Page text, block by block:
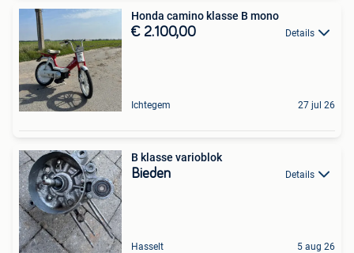
Honda camino klasse B mono
€ 2.100,00 Details
Ichtegem 27 jul 26
B klasse varioblok
Bieden Details
Hasselt 5 aug 26